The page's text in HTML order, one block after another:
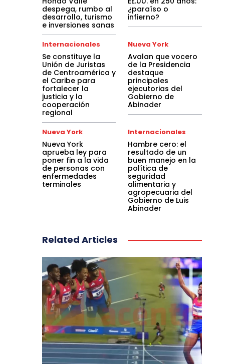
despega, rumbo al
desarrollo, turismo
e inversiones sanas
¿paraíso o
infierno?
Internacionales
Se constituye la
Unión de Juristas
de Centroamérica y
el Caribe para
fortalecer la
justicia y la
cooperación
regional
Nueva York
Avalan que vocero
de la Presidencia
destaque
principales
ejecutorias del
Gobierno de
Abinader
Nueva York
Nueva York
aprueba ley para
poner fin a la vida
de personas con
enfermedades
terminales
Internacionales
Hambre cero: el
resultado de un
buen manejo en la
política de
seguridad
alimentaria y
agropecuaria del
Gobierno de Luis
Abinader
Related Articles